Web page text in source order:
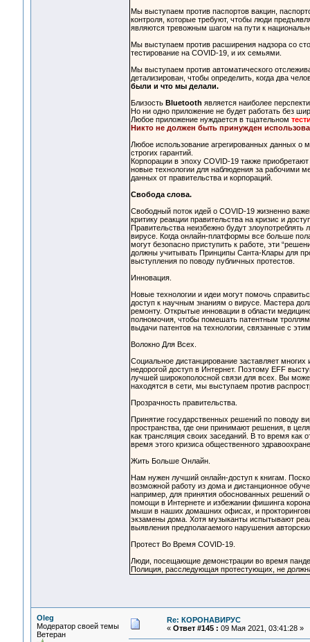
Мы выступаем против паспортов вакцин,
контроля, которые требуют, чтобы люди
являются тревожным шагом на пути к
Мы выступаем против расширения надзора со
тестирование на COVID-19, и их семьями.
Мы выступаем против автоматического
детализирован, чтобы определить, когда два
были и что мы делали.
Близость Bluetooth является наиболее
Но ни одно приложение не будет работать без
Любое приложение нуждается в тщательном
Никто не должен быть принужден
Любое использование агрегированных данных о
строгих гарантий.
Корпорации в эпоху COVID-19 также
новые технологии для наблюдения за рабочими
данных от правительства и корпораций.
Свобода слова.
Свободный поток идей о COVID-19 жизненно
критику реакции правительства на кризис и
Правительства неизбежно будут
вирусе. Когда онлайн-платформы все больше
могут безопасно приступить к работе, эти
должны учитывать Принципы Санта-Клары для
выступления по поводу публичных протестов.
Инновация.
Новые технологии и идеи могут помочь
доступ к научным знаниям о вирусе. Мастера
ремонту. Открытые инновации в области
полномочия, чтобы помешать патентным троллям
выдачи патентов на технологии, связанные с
Волокно Для Всех.
Социальное дистанцирование заставляет
недорогой доступ в Интернет. Поэтому EFF
лучшей широкополосной связи для всех. Вы
находятся в сети, мы выступаем против
Прозрачность правительства.
Принятие государственных решений по поводу
пространства, где они принимают решения, в
как трансляция своих заседаний. В то время
время этого кризиса общественного
Жить Больше Онлайн.
Нам нужен лучший онлайн-доступ к книгам.
возможной работу из дома и дистанционное
например, для принятия обоснованных решений
помощи в Интернете и избежании фишинга
мыши в наших домашних офисах, и
экзамены дома. Хотя музыканты испытывают
выявления предполагаемого нарушения
Протест Во Время COVID-19.
Люди, посещающие демонстрации во время
Полиция, расследующая протестующих, не
Oleg
Модератор своей темы
Ветеран
Re: КОРОНАВИРУС
« Ответ #145 : 09 Мая 2021, 03:41:28 »